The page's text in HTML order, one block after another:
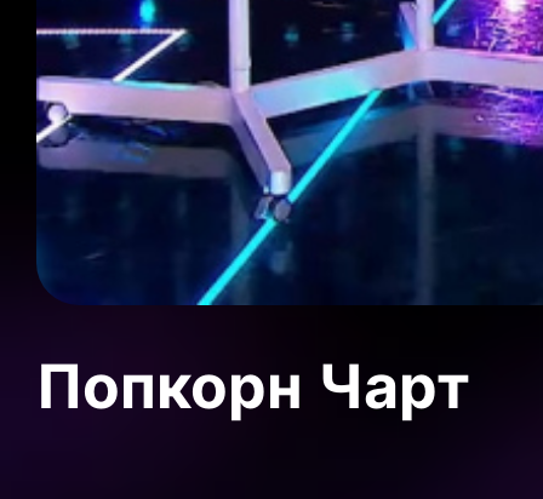
Попкорн Чарт